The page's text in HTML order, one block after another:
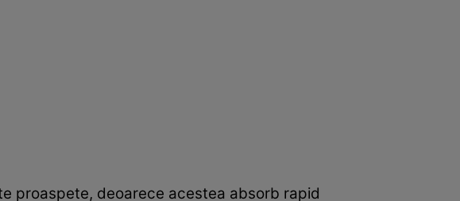
proaspete, deoarece acestea absorb rapid